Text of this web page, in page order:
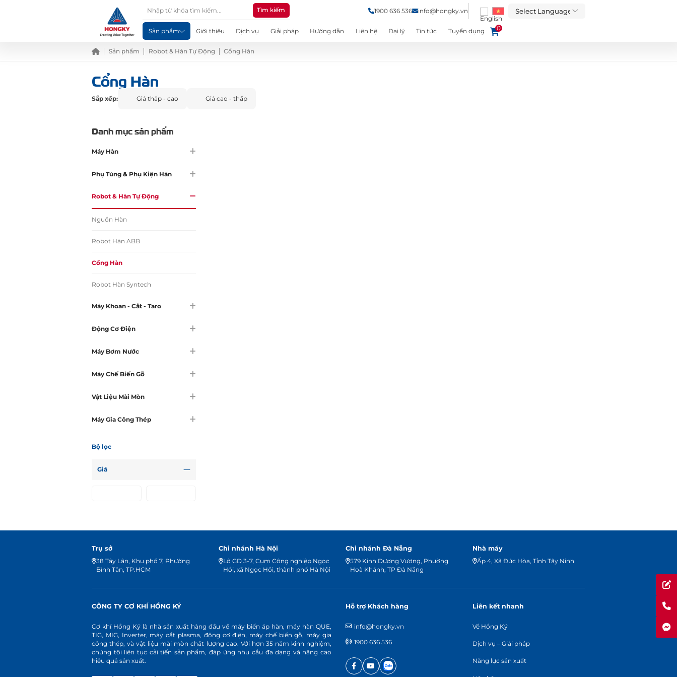
Tìm kiếm 1900 636 536 info@hongky.vn
Sản phẩm Giới thiệu Dịch vụ Giải pháp Hướng dẫn Liên hệ Đại lý Tin tức Tuyển dụng 0
Sản phẩm Robot & Hàn Tự Động Cổng Hàn
Cổng Hàn
Sắp xếp: Giá thấp - cao Giá cao - thấp
Danh mục sản phẩm
Máy Hàn
Phụ Tùng & Phụ Kiện Hàn
Robot & Hàn Tự Động
Nguồn Hàn
Robot Hàn ABB
Cổng Hàn
Robot Hàn Syntech
Máy Khoan - Cắt - Taro
Động Cơ Điện
Máy Bơm Nước
Máy Chế Biến Gỗ
Vật Liệu Mài Mòn
Máy Gia Công Thép
Bộ lọc
Giá
Trụ sở
38 Tây Lân, Khu phố 7, Phường
Bình Tân, TP.HCM
Chi nhánh Hà Nội
Lô GD 3-7, Cụm Công nghiệp Ngọc
Hồi, xã Ngọc Hồi, thành phố Hà Nội
Chi nhánh Đà Nẵng
579 Kinh Dương Vương, Phường
Hoà Khánh, TP Đà Nẵng
Nhà máy
Ấp 4, Xã Đức Hòa, Tỉnh Tây Ninh
CÔNG TY CƠ KHÍ HỒNG KÝ
Cơ khí Hồng Ký là nhà sản xuất hàng đầu về máy biến áp hàn, máy hàn QUE,
TIG, MIG, Inverter, máy cắt plasma, động cơ điện, máy chế biến gỗ, máy gia
công thép, và vật liệu mài mòn chất lượng cao. Với hơn 35 năm kinh nghiệm,
chúng tôi liên tục cải tiến sản phẩm, đáp ứng nhu cầu đa dạng và nâng cao
hiệu quả sản xuất.
Hỗ trợ Khách hàng
info@hongky.vn
1900 636 536
Liên kết nhanh
Về Hồng Ký
Dịch vụ – Giải pháp
Năng lực sản xuất